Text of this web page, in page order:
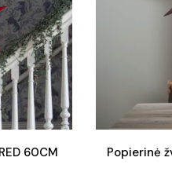
60CM
Popierinė